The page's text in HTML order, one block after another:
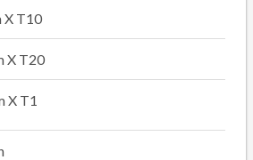
X T10
X T20
X T1